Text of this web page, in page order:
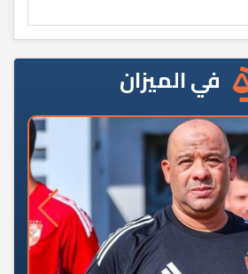
في الميزان